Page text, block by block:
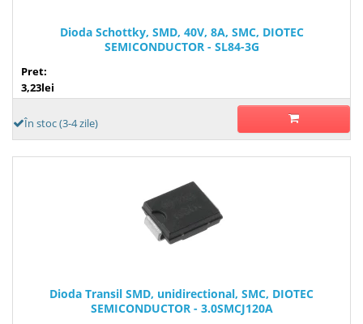
Dioda Schottky, SMD, 40V, 8A, SMC, DIOTEC
SEMICONDUCTOR - SL84-3G
Pret:
3,23lei
În stoc (3-4 zile)
Dioda Transil SMD, unidirectional, SMC, DIOTEC
SEMICONDUCTOR - 3.0SMCJ120A